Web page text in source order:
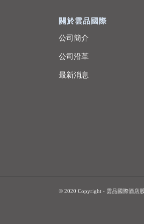
關於雲品國際
公司簡介
公司沿革
最新消息
© 2020 Copyright - 雲品國際酒店